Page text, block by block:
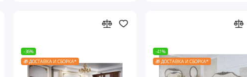
-36%
🎁 ДОСТАВКА И СБОРКА*
-41%
🎁 ДОСТАВКА И СБОРКА*